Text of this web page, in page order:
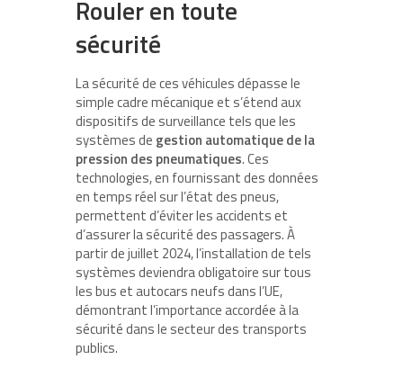
Rouler en toute
sécurité
La sécurité de ces véhicules dépasse le
simple cadre mécanique et s’étend aux
dispositifs de surveillance tels que les
systèmes de gestion automatique de la
pression des pneumatiques. Ces
technologies, en fournissant des données
en temps réel sur l’état des pneus,
permettent d’éviter les accidents et
d’assurer la sécurité des passagers. À
partir de juillet 2024, l’installation de tels
systèmes deviendra obligatoire sur tous
les bus et autocars neufs dans l’UE,
démontrant l’importance accordée à la
sécurité dans le secteur des transports
publics.